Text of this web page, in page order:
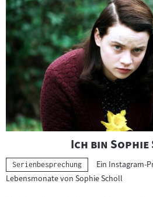
"
Ich bin
Kategorie:
Serienbesprechung
Ein Instagram-
Lebensmonate von Sophie Scholl